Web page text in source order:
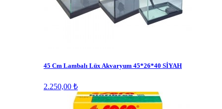
45 Cm Lambalı Lüx Akvaryum 45*26*40 SİYAH
2.250,00 ₺